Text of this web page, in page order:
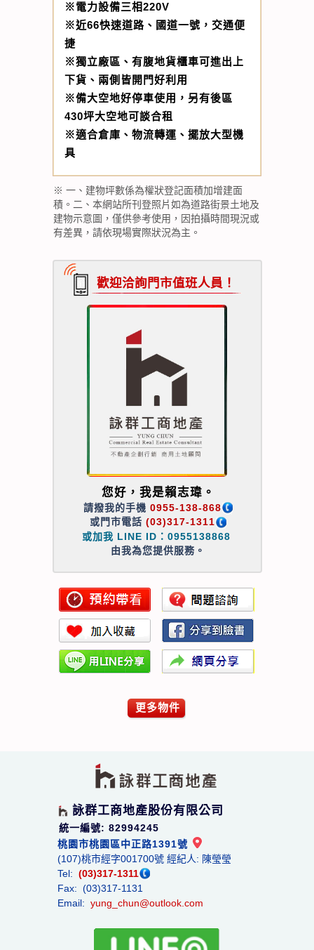
※電力設備三相220V
※近66快速道路、國道一號，交通便
捷
※獨立廠區、有腹地貨櫃車可進出上
下貨、兩側皆開門好利用
※備大空地好停車使用，另有後區
430坪大空地可談合租
※適合倉庫、物流轉運、擺放大型機
具
※ 一、建物坪數係為權狀登記面積加增建面
積。二、本網站所刊登照片如為道路街景土地及
建物示意圖，僅供參考使用，因拍攝時間現況或
有差異，請依現場實際狀況為主。
歡迎洽詢門市值班人員！
您好，我是賴志瑋。
請撥我的手機 0955-138-868
或門市電話 (03)317-1311
或加我 LINE ID：0955138868
由我為您提供服務。
更多物件
詠群工商地產股份有限公司
統一編號: 82994245
桃園市桃園區中正路1391號
(107)桃市經字001700號 經紀人: 陳瑩瑩
Tel: (03)317-1311
Fax: (03)317-1131
Email: yung_chun@outlook.com